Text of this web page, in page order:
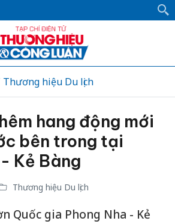
Thương hiệu Du lịch
hang động mới
bên trong tại
Kẻ Bàng
Thương hiệu Du lịch
Quốc gia Phong Nha - Kẻ